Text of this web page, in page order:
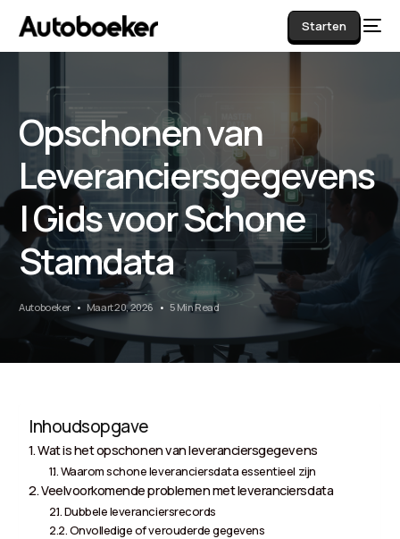
Starten
Opschonen van
Leveranciersgegevens
| Gids voor Schone
Stamdata
Autoboeker Maart 20, 2026 5 Min Read
Inhoudsopgave
Wat is het opschonen van leveranciersgegevens
Waarom schone leveranciersdata essentieel zijn
Veelvoorkomende problemen met leveranciersdata
Dubbele leveranciersrecords
Onvolledige of verouderde gegevens
AI